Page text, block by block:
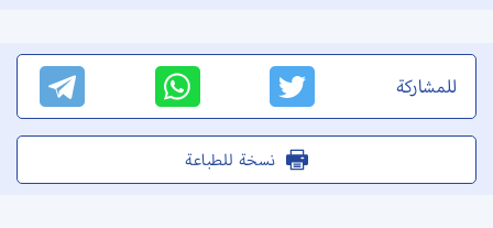
للمشاركة
نسخة للطباعة